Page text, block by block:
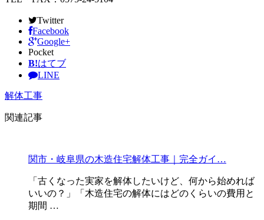
Twitter
Facebook
Google+
Pocket
B!はてブ
LINE
解体工事
関連記事
関市・岐阜県の木造住宅解体工事｜完全ガイ…
「古くなった実家を解体したいけど、何から始めれば
いいの？」「木造住宅の解体にはどのくらいの費用と
期間 …